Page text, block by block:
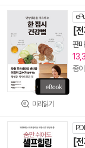
미리읽기
[
판
종이
[